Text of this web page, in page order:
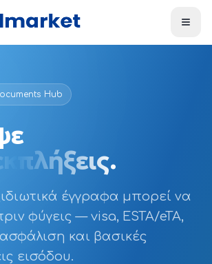
Hub
έγγραφα μπορεί να
φύγεις — visa, ESTA/eTA,
και βασικές
εισόδου.